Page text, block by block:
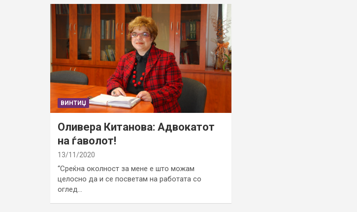
ВИНТИЏ
Оливера Китанова: Адвокатот
на ѓаволот!
13/11/2020
“Среќна околност за мене е што можам
целосно да и се посветам на работата со
оглед…